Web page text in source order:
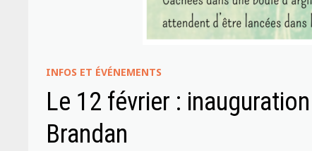
INFOS ET ÉVÉNEMENTS
Le 12 février :
Brandan